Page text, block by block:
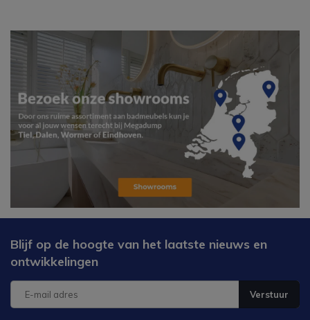
Blijf op de hoogte van het laatste nieuws en
ontwikkelingen
Verstuur